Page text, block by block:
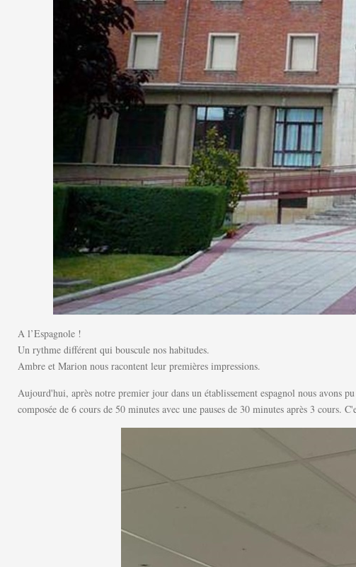
A l’Espagnole !
Un rythme différent qui bouscule nos habitudes.
Ambre et Marion nous racontent leur premières impressions.
Aujourd'hui, après notre premier jour dans un établissement espagnol nous avons
composée de 6 cours de 50 minutes avec une pauses de 30 minutes après 3